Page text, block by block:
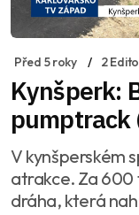
Před 5 roky 2
Kynšperk:
pumptrack
V kynšperském
atrakce. Za 600
dráha, která